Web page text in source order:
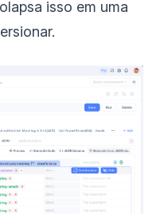
isso em uma